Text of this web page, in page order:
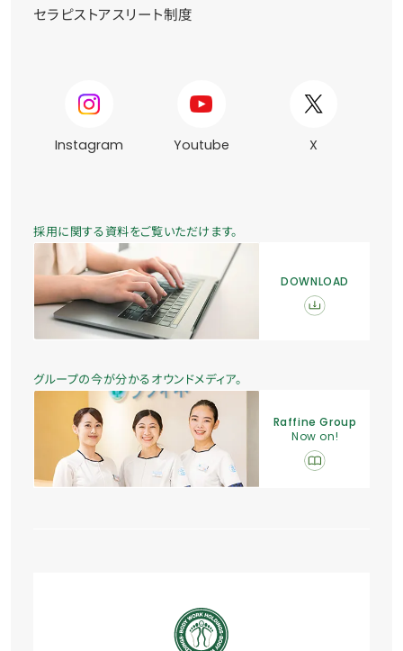
セラピストアスリート制度
Instagram Youtube X
採用に関する資料をご覧いただけます。
DOWNLOAD
グループの今が分かるオウンドメディア。
Raffine Group
Now on!